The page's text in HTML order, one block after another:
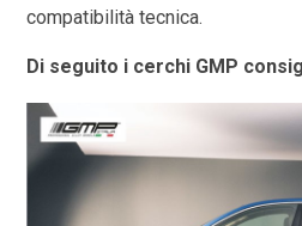
compatibilità tecnica.
Di seguito i cerchi GMP